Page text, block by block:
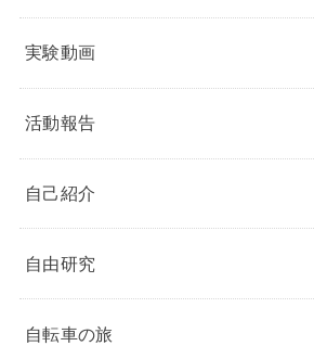
実験動画
活動報告
自己紹介
自由研究
自転車の旅